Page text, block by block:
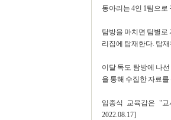
동아리는 4인 1팀으
탐방을 마치면 팀별로
리집에 탑재한다. 탑
이달 독도 탐방에 나
을 통해 수집한 자료
임종식 교육감은 "
2022.08.17]